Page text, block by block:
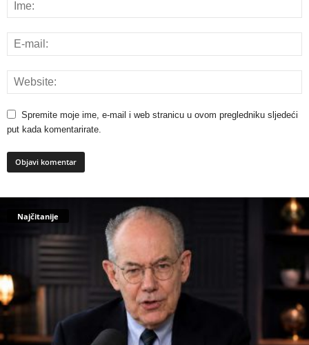
Spremite moje ime, e-mail i web stranicu u ovom pregledniku sljedeći
put kada komentarirate.
Najčitanije